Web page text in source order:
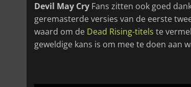
Devil May Cry Fans zitten ook goed
geremasterde versies van de eerste
waard om de Dead Rising-titels te
geweldige kans is om mee te doen aan